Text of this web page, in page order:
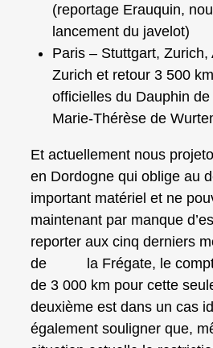
(reportage Erauquin,
lancement du javelot)
Paris – Stuttgart, Zurich,
Zurich et retour 3 500
officielles du Dauphin
Marie-Thérèse de
Et actuellement nous
en Dordogne qui oblige au
important matériel et ne
maintenant par manque
reporter aux cinq derniers
de la Frégate, le
de 3 000 km pour cette
deuxième est dans un cas
également souligner que,